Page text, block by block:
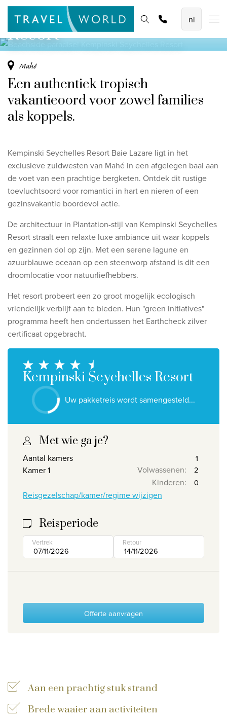
De mooiste vliegvakanties
Baoase Luxury Resort Curaçao
Lux* Grand Baie Resort Mauritius
Constance Halaveli Maldives
Bekijk alle vliegvakanties
Unieke rondreizen
Fly & Drive - Kleuren van Yucatan
Ontdekking Sri Lanka
Bekijk alle rondreizen
Ontdek onze thema's
Huwelijksreis
Adults only
Bekijk alle thema's
De beste aanbiedingen
IKYK Malta
Dhigali Resort Maldives
SALT of Palmar Mauritius
Over Travelworld
Wie zijn wij
Onze bestemmingen
Contacteer ons
Onze reiskantoren
Voorwaarden
©2026, Travelworld
Homepage Bestemmingen Thema's Promoties
Offerte aanvragen
Kempinski Seychelles
Resort
Mahé
Een authentiek tropisch
vakantieoord voor zowel families
als koppels.
Kempinski Seychelles Resort Baie Lazare ligt in het
exclusieve zuidwesten van Mahé in een afgelegen baai aan
de voet van een prachtige bergketen. Ontdek dit rustige
toevluchtsoord voor romantici in hart en nieren of een
gezinsvakantie boordevol actie.
De architectuur in Plantation-stijl van Kempinski Seychelles
Resort straalt een relaxte luxe ambiance uit waar koppels
en gezinnen dol op zijn. Met een serene lagune en
azuurblauwe oceaan op een steenworp afstand is dit een
droomlocatie voor natuurliefhebbers.
Het resort probeert een zo groot mogelijk ecologisch
vriendelijk verblijf aan te bieden. Hun "green initiatives"
programma heeft hen ondertussen het Earthcheck zilver
certificaat opgebracht.
Kempinski Seychelles Resort
Uw pakketreis wordt samengesteld...
Met wie ga je?
Aantal kamers
Kamer 1
Volwassenen:
Kinderen:
Reisgezelschap/kamer/regime wijzigen
Reisperiode
Vertrek Retour
Offerte aanvragen
Aan een prachtig stuk strand
Brede waaier aan activiteiten